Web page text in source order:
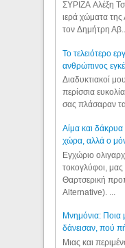
ΣΥΡΙΖΑ Αλέξη
ιερά χώματα της
τον Δημήτρη
Το τελειότερο
ανθρώπινος
Διαδυκτιακοί
περίσσια
σας πλάσαραν
Αίμα και δάκρυα
χώρα, αλλά ο
Εγχώριο
τοκογλύφοι, μας
Θαρτσερική
Alternative). ...
Μνημόνια: Ποια
δάνεισαν, πού
Μιας και